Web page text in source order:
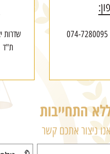
ת"ד 21, באר שבע 8489511
התחייבות
ניצור אתכם קשר